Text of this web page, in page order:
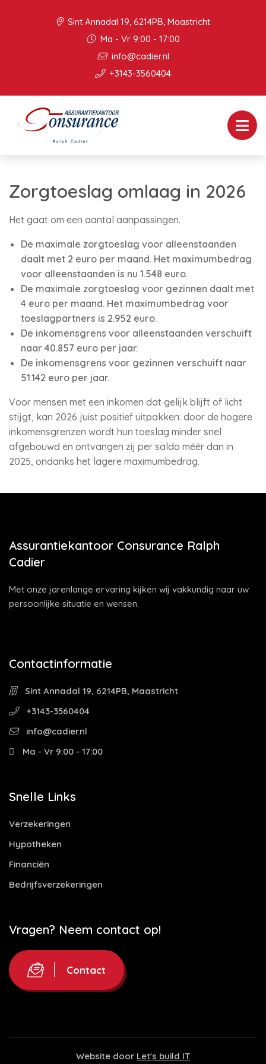
Sint Annadal 19, 6214PB, Maastricht
Ma - Vr 9:00 - 17:00
info@cadier.nl
+3143-3560404
Zorgtoeslag omlaag in 2026
Het gaat om een aantal aanpassingen.
De maximale zorgtoeslag voor alleenstaanden
daalt met 2 euro per maand. Het maximumbedrag
voor alleenstaanden is nu 1.548 euro.
De maximale zorgtoeslag voor gezinnen daalt met
4 euro per maand. Het maximumbedrag voor
toeslagpartners is 2.952 euro.
De inkomensgrens voor alleenstaanden verschuift
naar 40.857 euro per jaar.
De inkomensgrens voor gezinnen verschuift naar
51.142 euro per jaar.
Voor mensen met een inkomen dat gelijk blijft of licht
stijgt, kan 2026 juist positief uitpakken: door de hogere
inkomensgrenzen wordt hun toeslag minder snel
afgebouwd en ontvangen zij per saldo méér dan in
2025, ondanks het lagere maximumbedrag.
Assurantiekantoor Consurance Ralph
Cadier
Met onze jarenlange ervaring kijken wij vakkundig naar uw
persoonlijke situatie en wensen.
Contactinformatie
Sint Annadal 19, 6214PB, Maastricht
+3143-3560404
info@cadier.nl
Ma - Vr 9:00 - 17:00
Snelle Links
Verzekeringen
Hypotheken
Financiën
Bedrijfsverzekeringen
Vragen? Neem contact op!
Contact
Website door Let's build IT